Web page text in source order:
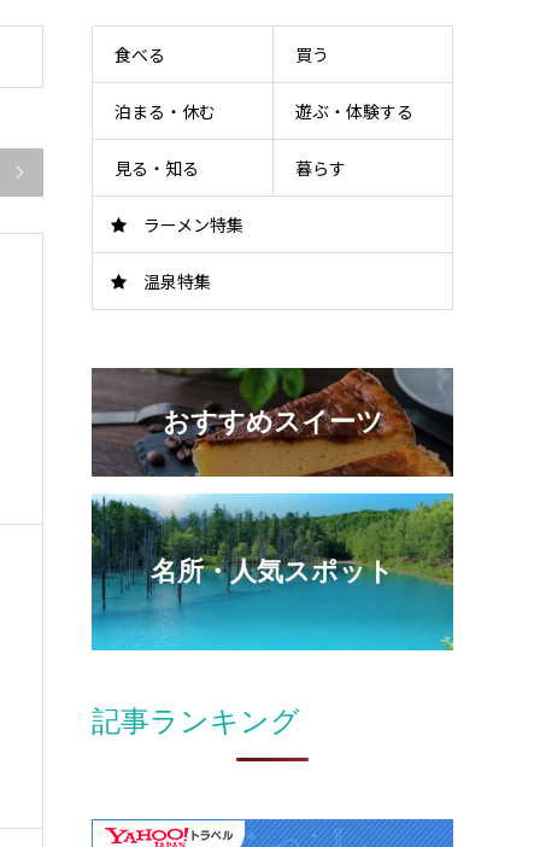

食べる 買う
泊まる・休む 遊ぶ・体験する
見る・知る 暮らす
ラーメン特集
温泉特集
おすすめスイーツ
名所・人気スポット
記事ランキング